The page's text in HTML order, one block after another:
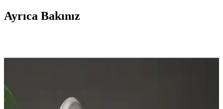
Ayrıca Bakınız
Kullanıcı Deneyimleri
sağlar. Güvenlik, kolay temizlik ve hassas sıcaklık kontrolü
avantajlarıyla öne çıkar. Uygun tencere seçimi ve kaliteli model
tercihine dikkat edilmelidir.